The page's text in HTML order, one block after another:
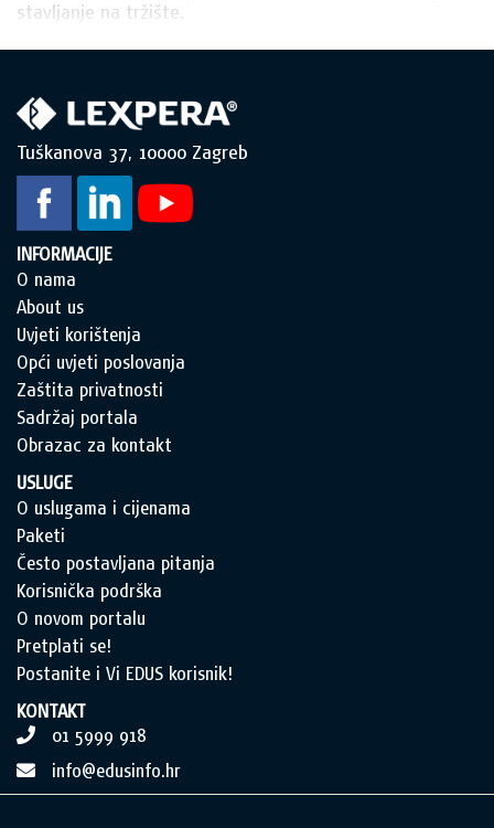
stavljanje na tržište.
Tuškanova 37, 10000 Zagreb
INFORMACIJE
O nama
About us
Uvjeti korištenja
Opći uvjeti poslovanja
Zaštita privatnosti
Sadržaj portala
Obrazac za kontakt
USLUGE
O uslugama i cijenama
Paketi
Često postavljana pitanja
Korisnička podrška
O novom portalu
Pretplati se!
Postanite i Vi EDUS korisnik!
KONTAKT
01 5999 918
info@edusinfo.hr